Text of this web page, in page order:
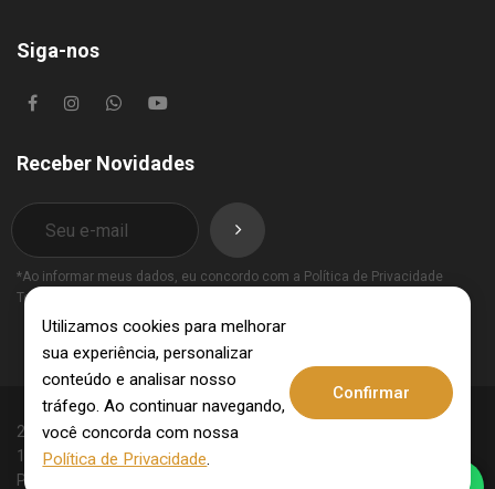
Siga-nos
Receber Novidades
*Ao informar meus dados, eu concordo com a Política de Privacidade
Termos de Uso
2025 © Invest Imobiliária - CRECI: 10062-J - CNPJ:
15.831.309/0001-09. Todos os direitos reservados.
Política de Privacidade
Utilizamos cookies para melhorar
sua experiência, personalizar
conteúdo e analisar nosso
tráfego. Ao continuar navegando,
você concorda com nossa
Política de Privacidade.
Confirmar